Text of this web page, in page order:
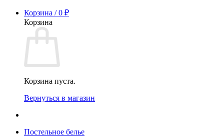
Корзина /0 ₽
Корзина
Корзина пуста.
Вернуться в магазин
Постельное белье